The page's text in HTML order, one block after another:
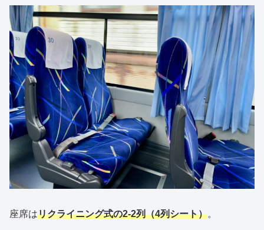
座席はリクライニング式の2-2列（4列シート）。